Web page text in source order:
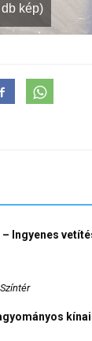
kép)
Ingyenes